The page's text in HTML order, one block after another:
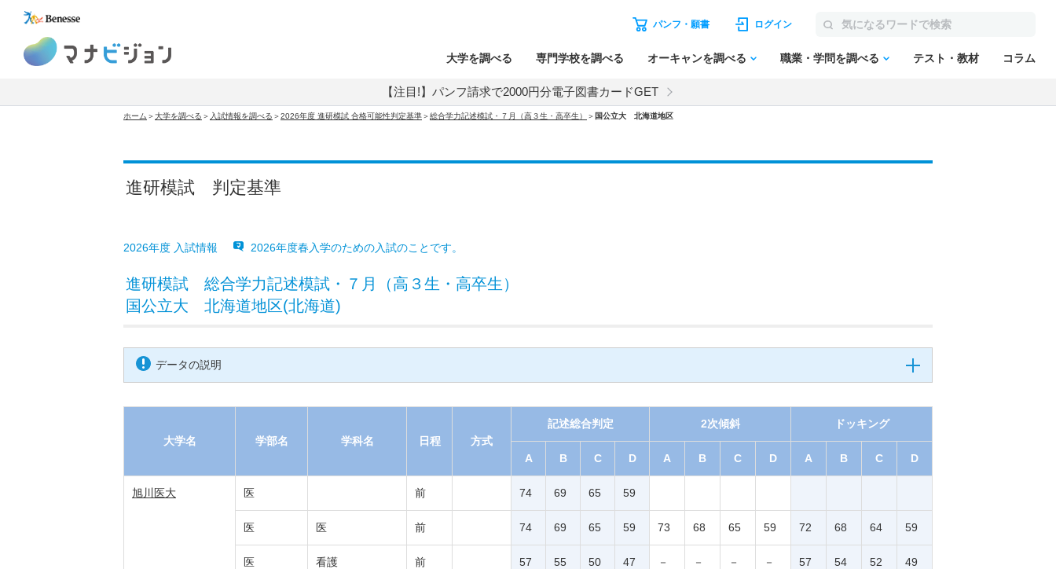
パンフ・願書 ログイン
大学を調べる 専門学校を調べる オーキャンを調べる 職業・学問を調べる テスト・教材 コラム
【注目!】パンフ請求で2000円分電子図書カードGET
ホーム ＞大学を調べる ＞ 入試情報を調べる ＞2026年度 進研模試 合格可能性判定基準＞総合学力記述模試・７月（高３生・高卒生） ＞ 国公立大 北海道地区
進研模試 判定基準
2026年度 入試情報 2026年度春入学のための入試のことです。
進研模試 総合学力記述模試・７月（高３生・高卒生）
国公立大 北海道地区(北海道)
データの説明
大学名 学部名 学科名 日程 方式
記述総合判定 2次傾斜 ドッキング
A B C D A B C D A B C D
旭川医大 医 前 74 69 65 59
医 医 前 74 69 65 59 73 68 65 59 72 68 64 59
医 看護 前 57 55 50 47 － － － － 57 54 52 49